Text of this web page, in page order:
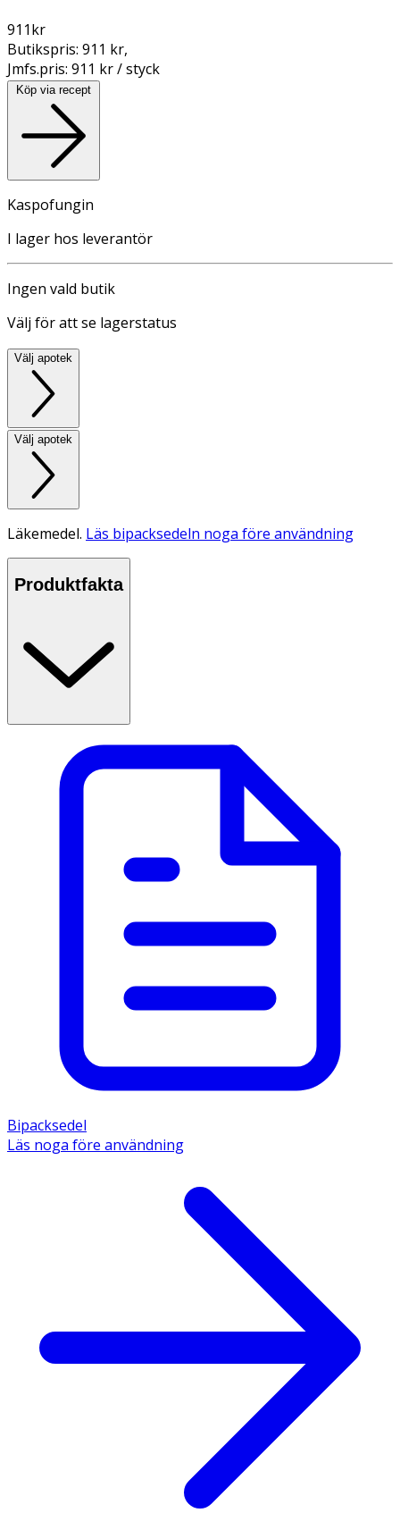
911kr
Butikspris: 911 kr,
Jmfs.pris: 911 kr / styck
Köp via recept
Kaspofungin
I lager hos leverantör
Ingen vald butik
Välj för att se lagerstatus
Välj apotek
Välj apotek
Läkemedel. Läs bipacksedeln noga före användning
Produktfakta
Bipacksedel
Läs noga före användning